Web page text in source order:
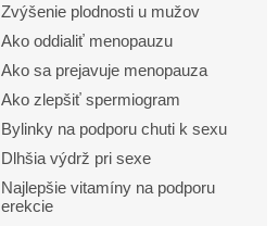
Zvýšenie plodnosti u mužov
Ako oddialiť menopauzu
Ako sa prejavuje menopauza
Ako zlepšiť spermiogram
Bylinky na podporu chuti k sexu
Dlhšia výdrž pri sexe
Najlepšie vitamíny na podporu
erekcie